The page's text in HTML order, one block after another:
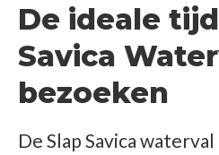
De ideale
Savica
bezoeken
De Slap Savica